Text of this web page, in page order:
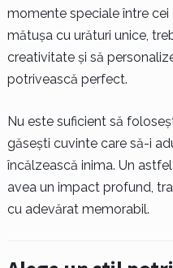
momente speciale între cei
mătușa cu urături unice,
creativitate și să
potrivească perfect.
Nu este suficient să
găsești cuvinte care să-i
încălzească inima. Un
avea un impact profund,
cu adevărat memorabil.